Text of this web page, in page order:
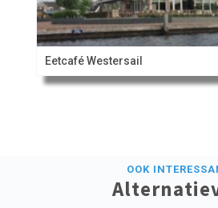
Eetcafé Westersail
OOK